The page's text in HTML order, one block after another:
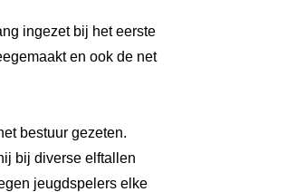
ingezet bij het eerste
en ook de net
bestuur gezeten.
bij diverse elftallen
jeugdspelers elke